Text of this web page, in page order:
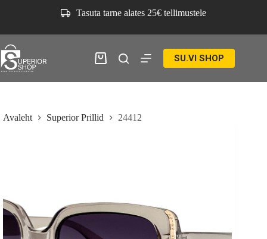
Tasuta tarne alates 25€ tellimustele
Ostukorv SU.VI SHOP
Avaleht Superior Prillid 24412